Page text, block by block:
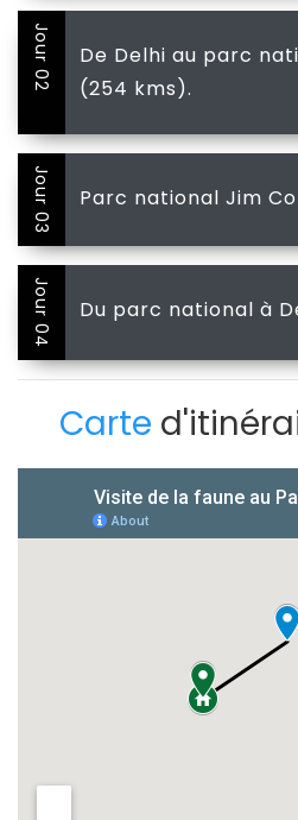
Jour 02
De Delhi au parc
(254 kms).
Jour 03 Parc national Jim
Jour 04 Du parc national à
Carte